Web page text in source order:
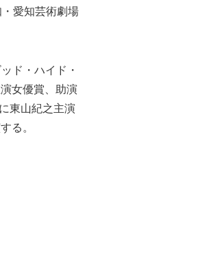
愛知芸術劇場
ド・ハイド・
女優賞、助演
東山紀之主演
る。